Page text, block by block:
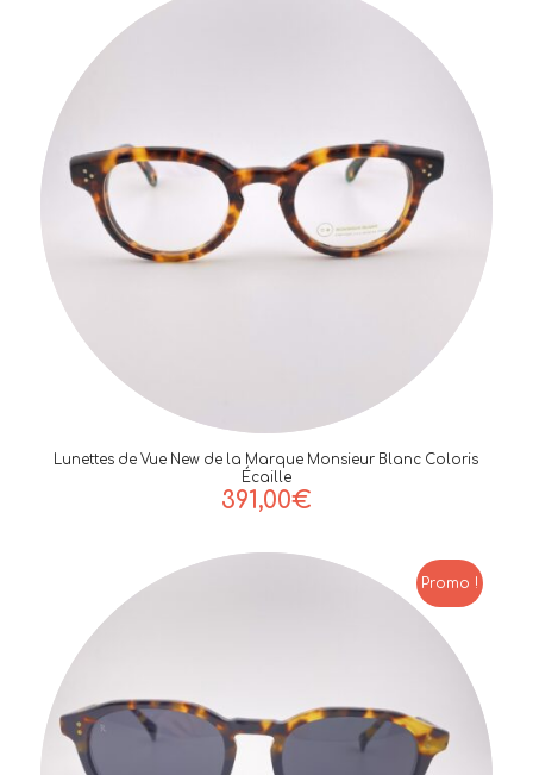
Lunettes de Vue New de la Marque Monsieur Blanc Coloris
Écaille
391,00€
Promo !